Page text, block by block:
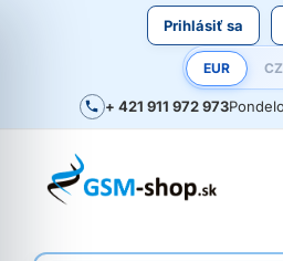
Prihlásiť sa
EUR
+ 421 911 972 973